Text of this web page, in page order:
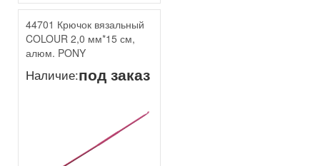
44701 Крючок вязальный
COLOUR 2,0 мм*15 см,
алюм. PONY
Наличие:под заказ